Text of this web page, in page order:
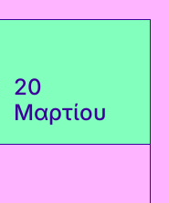
20
Μαρτίου